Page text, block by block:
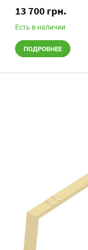
13 700 грн.
Есть в наличии
ПОДРОБНЕЕ